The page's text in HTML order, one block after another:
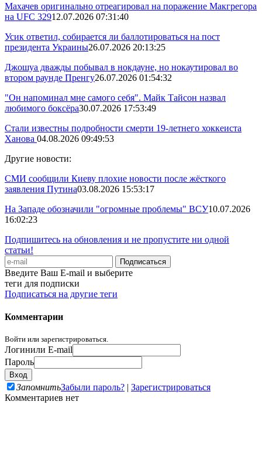
Махачев оригинально отреагировал на поражение Макгрегора
на UFC 32912.07.2026 07:31:40
Усик ответил, собирается ли баллотироваться на пост
президента Украины26.07.2026 20:13:25
Джошуа дважды побывал в нокдауне, но нокаутировал во
втором раунде Пренгу26.07.2026 01:54:32
"Он напоминал мне самого себя". Майк Тайсон назвал
любимого боксёра30.07.2026 17:53:49
Стали известны подробности смерти 19-летнего хоккеиста
Ханова 04.08.2026 09:49:53
Другие новости:
СМИ сообщили Киеву плохие новости после жёсткого
заявления Путина03.08.2026 15:53:17
На Западе обозначили "огромные проблемы" ВСУ10.07.2026
16:02:23
Подпишитесь на обновления и не пропустите ни одной
статьи!
Введите Ваш E-mail и выберите
теги для подписки
Подписаться на другие теги
Комментарии
Войти или зарегистрироваться.
Логинили E-mail
Пароль
ЗапомнитьЗабыли пароль? | Зарегистрироваться
Комментариев нет